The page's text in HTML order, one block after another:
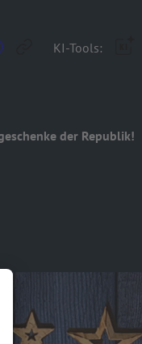
KI-Tools:
der Republik!